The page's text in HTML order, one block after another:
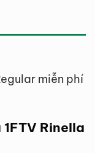
miễn phí
Rinella